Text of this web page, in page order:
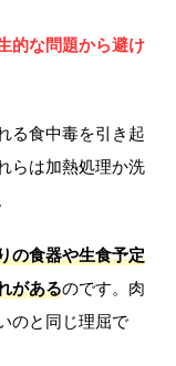
的な問題から避け
る食中毒を引き起
らは加熱処理か洗
の食器や生食予定
があるのです。肉
のと同じ理屈で